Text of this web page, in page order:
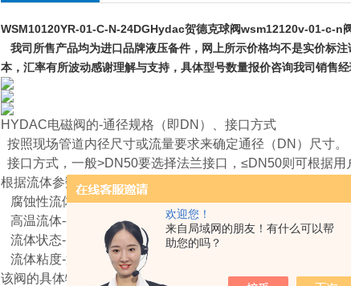
欢迎您！
来自局域网的朋友！有什么可以帮
助您的吗？
WSM10120YR-01-C-N-24DGHydac贺德克球阀wsm12120v-01-c-n
我司所售产品均为进口品牌液压备件，网上所示价格均不是实价标
本，汇率有所波动感谢理解与支持，具体型号数量报价咨询我司销售经
HYDAC电磁阀的-通径规格（即DN）、接口方式
按照现场管道内径尺寸或流量要求来确定通径（DN）尺寸。
接口方式，一般>DN50要选择法兰接口，≤DN50则可根据用
根据流体参数选择电磁阀的-材质、温度组
腐蚀性流体-宜选用耐腐蚀电磁阀和全不锈钢；食用超净流体
高温流体-要选择采用耐高温的电工材料和密封材料制造的电
流体状态-大至有气态，液态或混合状态。
流体粘度-通常在50cSt以下可任意选择，若超过此值，则需
该阀的具体特性：